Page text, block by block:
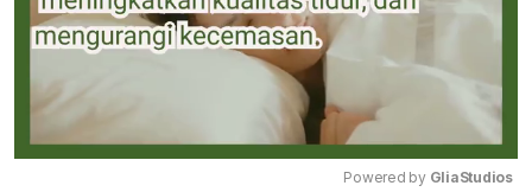
Powered by GliaStudios